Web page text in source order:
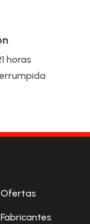
horas
Ofertas
Fabricantes